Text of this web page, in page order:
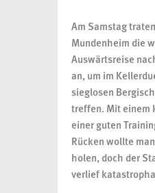
Am Samstag
Mundenheim die
Auswärtsreise
an, um im
sieglosen
treffen. Mit einem
einer guten
Rücken wollte
holen, doch der
verlief